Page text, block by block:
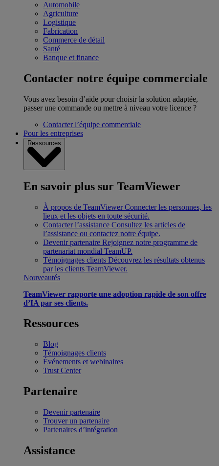
Automobile
Agriculture
Logistique
Fabrication
Commerce de détail
Santé
Banque et finance
Contacter notre équipe commerciale
Vous avez besoin d’aide pour choisir la solution adaptée,
passer une commande ou mettre à niveau votre licence ?
Contacter l’équipe commerciale
Pour les entreprises
Ressources
En savoir plus sur TeamViewer
À propos de TeamViewer Connecter les personnes, les
lieux et les objets en toute sécurité.
Contacter l’assistance Consultez les articles de
l’assistance ou contactez notre équipe.
Devenir partenaire Rejoignez notre programme de
partenariat mondial TeamUP.
Témoignages clients Découvrez les résultats obtenus
par les clients TeamViewer.
Nouveautés
TeamViewer rapporte une adoption rapide de son offre
d’IA par ses clients.
Ressources
Blog
Témoignages clients
Événements et webinaires
Trust Center
Partenaire
Devenir partenaire
Trouver un partenaire
Partenaires d’intégration
Assistance